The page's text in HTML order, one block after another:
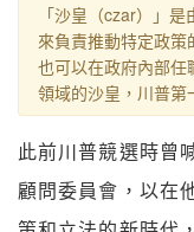
「沙皇（czar）」
來負責推動特定政策
也可以在政府內部任
領域的沙皇，川普第
此前川普競選時曾
顧問委員會，以在